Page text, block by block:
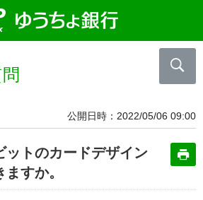
公開日時 2022/05/06 09:00
ットのカードデザイン
すか。